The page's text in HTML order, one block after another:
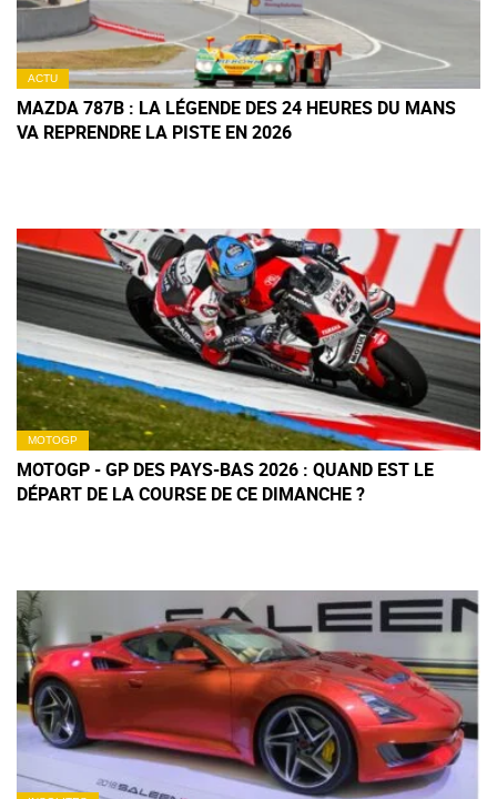
ACTU
MAZDA 787B : LA LÉGENDE DES 24 HEURES DU MANS
VA REPRENDRE LA PISTE EN 2026
MOTOGP
MOTOGP - GP DES PAYS-BAS 2026 : QUAND EST LE
DÉPART DE LA COURSE DE CE DIMANCHE ?